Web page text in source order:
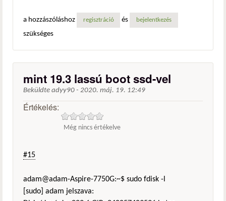
a hozzászóláshoz
regisztráció és bejelentkezés
szükséges
mint 19.3 lassú boot ssd-vel
Beküldte adyy90 - 2020. máj. 19. 12:49
Értékelés:
Még nincs értékelve
#15
adam@adam-Aspire-7750G:~$ sudo fdisk -l
[sudo] adam jelszava: